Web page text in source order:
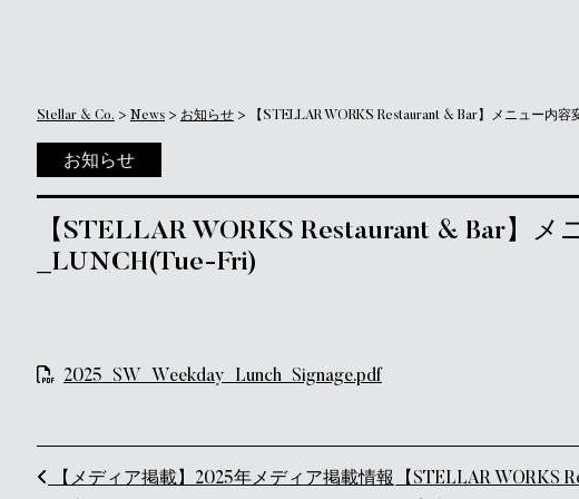
Stellar & Co. > News > お知らせ > 【STELLAR WORKS Restaurant & Bar】メニュー内
お知らせ
【STELLAR WORKS Restaurant & Bar】メ
_LUNCH(Tue-Fri)
2025_SW_Weekday_Lunch_Signage.pdf
投稿ナビゲーション
【メディア掲載】2025年メディア掲載情報
【STELLAR WORKS